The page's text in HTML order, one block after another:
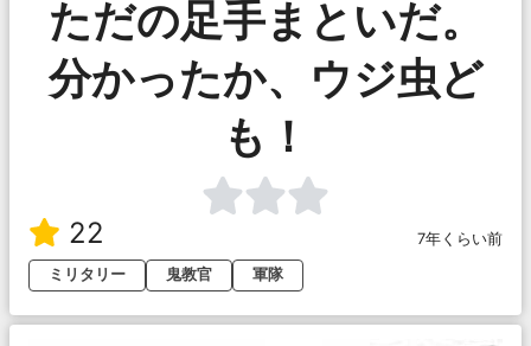
ただの足手まといだ。
分かったか、ウジ虫ど
も！
22
7年くらい前
ミリタリー
鬼教官 軍隊